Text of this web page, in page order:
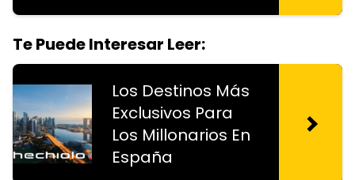
Te Puede Interesar Leer:
Los Destinos Más
Exclusivos Para
Los Millonarios En
España